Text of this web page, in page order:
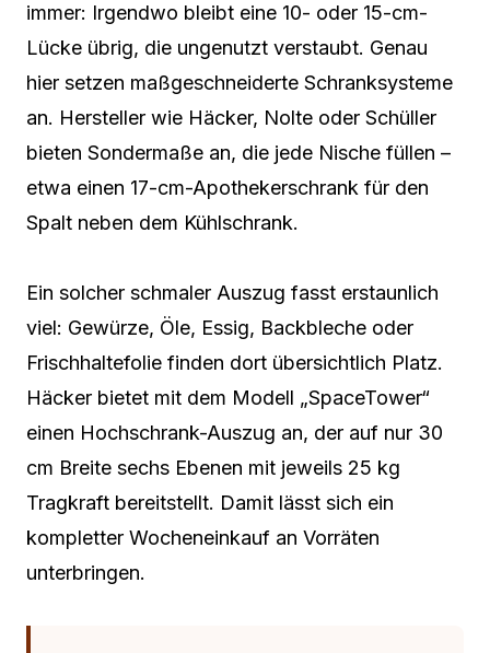
immer: Irgendwo bleibt eine 10- oder 15-cm-
Lücke übrig, die ungenutzt verstaubt. Genau
hier setzen maßgeschneiderte Schranksysteme
an. Hersteller wie Häcker, Nolte oder Schüller
bieten Sondermaße an, die jede Nische füllen –
etwa einen 17-cm-Apothekerschrank für den
Spalt neben dem Kühlschrank.
Ein solcher schmaler Auszug fasst erstaunlich
viel: Gewürze, Öle, Essig, Backbleche oder
Frischhaltefolie finden dort übersichtlich Platz.
Häcker bietet mit dem Modell „SpaceTower“
einen Hochschrank-Auszug an, der auf nur 30
cm Breite sechs Ebenen mit jeweils 25 kg
Tragkraft bereitstellt. Damit lässt sich ein
kompletter Wocheneinkauf an Vorräten
unterbringen.